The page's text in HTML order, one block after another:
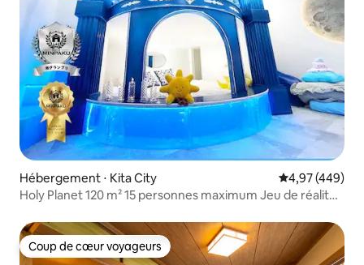
Hébergement ⋅ Kita City Évaluation
4,97 (449)
Holy Planet 120 m² 15 personnes maximum Jeu de réalité
Coup de cœur voyageurs
Coup de cœur voyageurs